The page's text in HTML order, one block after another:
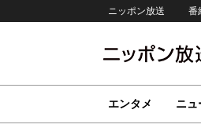
ニッポン放送 番
エンタメ ニュ